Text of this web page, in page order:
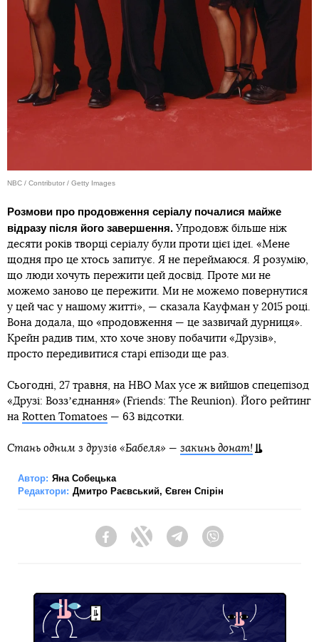
NBC / Contributor / Getty Images
Розмови про продовження серіалу почалися майже
відразу після його завершення. Упродовж більше ніж
десяти років творці серіалу були проти цієї ідеї. «Мене
щодня про це хтось запитує. Я не переймаюся. Я розумію,
що люди хочуть пережити цей досвід. Проте ми не
можемо заново це пережити. Ми не можемо повернутися
у цей час у нашому житті», — сказала Кауфман у 2015 році.
Вона додала, що «продовження — це зазвичай дурниця».
Крейн радив тим, хто хоче знову побачити «Друзів»,
просто передивитися старі епізоди ще раз.
Сьогодні, 27 травня, на HBO Max усе ж вийшов спецепізод
«Друзі: Воззʼєднання» (Friends: The Reunion). Його рейтинг
на Rotten Tomatoes — 63 відсотки.
Стань одним з друзів «Бабеля» — закинь донат!
Автор: Яна Собецька
Редактори: Дмитро Раєвський, Євген Спірін
FacebookTwitter Telegram